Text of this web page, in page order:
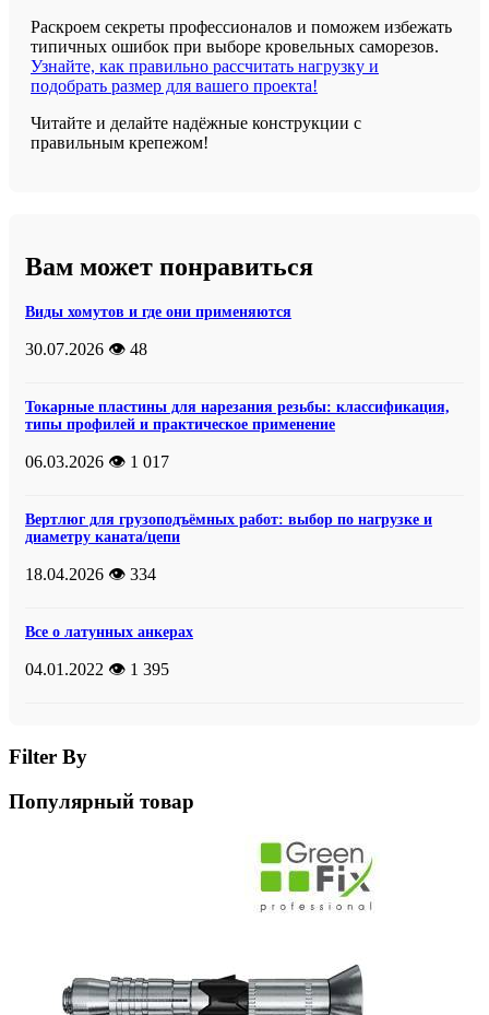
Раскроем секреты профессионалов и поможем избежать
типичных ошибок при выборе кровельных саморезов.
Узнайте, как правильно рассчитать нагрузку и
подобрать размер для вашего проекта!
Читайте и делайте надёжные конструкции с
правильным крепежом!
Вам может понравиться
Виды хомутов и где они применяются
30.07.2026 👁️ 48
Токарные пластины для нарезания резьбы: классификация,
типы профилей и практическое применение
06.03.2026 👁️ 1 017
Вертлюг для грузоподъёмных работ: выбор по нагрузке и
диаметру каната/цепи
18.04.2026 👁️ 334
Все о латунных анкерах
04.01.2022 👁️ 1 395
Filter By
Популярный товар